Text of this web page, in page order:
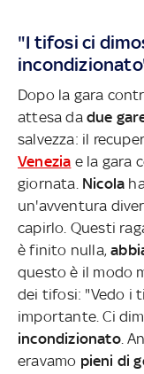
"I tifosi ci
Dopo la gara
attesa da due
salvezza: il
Venezia e la gara
giornata. Nicola
un'avventura
capirlo. Questi
è finito nulla,
questo è il modo
dei tifosi: "Vedo i
importante. Ci
incondizionato.
eravamo pieni di